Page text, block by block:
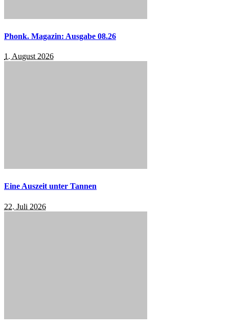
Phonk. Magazin: Ausgabe 08.26
1. August 2026
Eine Auszeit unter Tannen
22. Juli 2026